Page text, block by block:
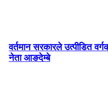
वर्तमान सरकारले उत्पीडित
नेता आङदेम्बे